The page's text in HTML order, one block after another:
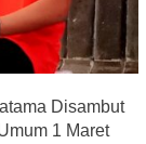
Disambut
1 Maret